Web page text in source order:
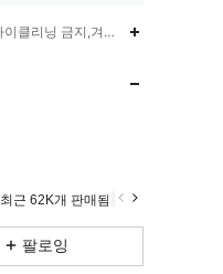
클리닝 금지,겨울,봄/여름/가을
최근 62K개 판매됨
팔로잉